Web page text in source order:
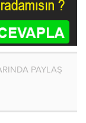
PAYLAŞ